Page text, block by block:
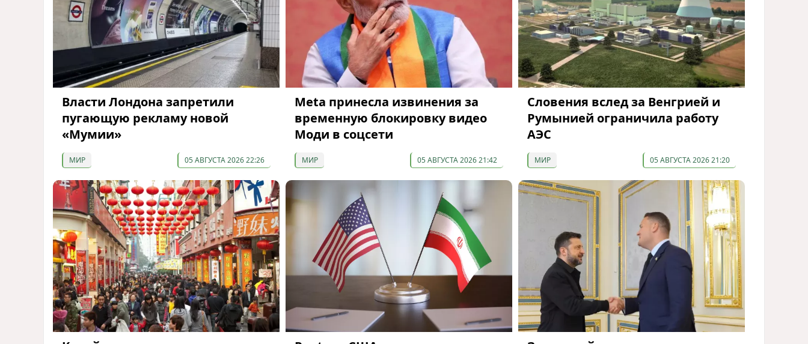
Власти Лондона запретили
пугающую рекламу новой
«Мумии»
МИР 05 АВГУСТА 2026 22:26
Meta принесла извинения за
временную блокировку видео
Моди в соцсети
МИР 05 АВГУСТА 2026 21:42
Словения вслед за Венгрией и
Румынией ограничила работу
АЭС
МИР 05 АВГУСТА 2026 21:20